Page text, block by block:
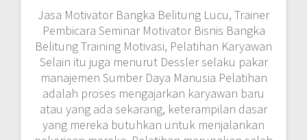
Jasa Motivator Bangka Belitung Lucu, Trainer
Pembicara Seminar Motivator Bisnis Bangka
Belitung Training Motivasi, Pelatihan Karyawan
Selain itu juga menurut Dessler selaku pakar
manajemen Sumber Daya Manusia Pelatihan
adalah proses mengajarkan karyawan baru
atau yang ada sekarang, keterampilan dasar
yang mereka butuhkan untuk menjalankan